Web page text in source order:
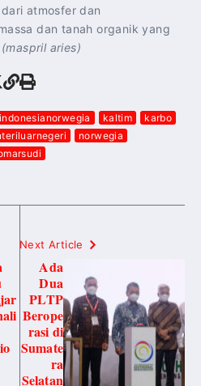
atmosfer dan
dan tanah organik yang
(maspril aries)
indonesianorwegia kaltim
karbo
norwegia
Next Article
Ada
Dua
PLTP
Berope
rasi di
Sumate
ra
Selatan